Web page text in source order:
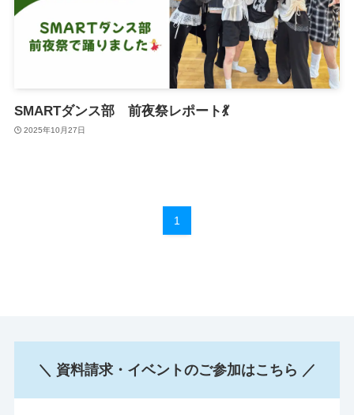
SMARTダンス部 前夜祭レポート💃
2025年10月27日
1
＼ 資料請求・イベントのご参加はこちら ／